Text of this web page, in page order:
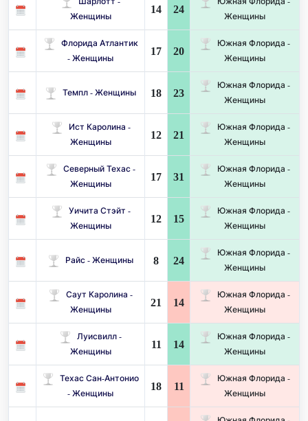
Женщины
14 24
Женщины
Флорида Атлантик
- Женщины
17 20
Южная Флорида -
Женщины
Темпл - Женщины 18 23
Южная Флорида -
Женщины
Ист Каролина -
Женщины
12 21
Южная Флорида -
Женщины
Северный Техас -
Женщины
17 31
Южная Флорида -
Женщины
Уичита Стэйт -
Женщины
12 15
Южная Флорида -
Женщины
Райс - Женщины 8 24
Южная Флорида -
Женщины
Саут Каролина -
Женщины
21 14
Южная Флорида -
Женщины
Луисвилл -
Женщины
11 14
Южная Флорида -
Женщины
Техас Сан-Антонио
- Женщины
18 11
Южная Флорида -
Женщины